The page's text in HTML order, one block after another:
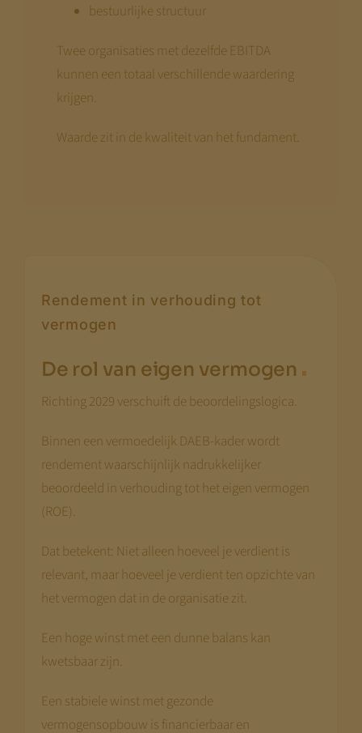
bestuurlijke structuur
Twee organisaties met dezelfde EBITDA
kunnen een totaal verschillende waardering
krijgen.
Waarde zit in de kwaliteit van het fundament.
Rendement in verhouding tot
vermogen
De rol van eigen vermogen .
Richting 2029 verschuift de beoordelingslogica.
Binnen een vermoedelijk DAEB-kader wordt
rendement waarschijnlijk nadrukkelijker
beoordeeld in verhouding tot het eigen vermogen
(ROE).
Dat betekent: Niet alleen hoeveel je verdient is
relevant, maar hoeveel je verdient ten opzichte van
het vermogen dat in de organisatie zit.
Een hoge winst met een dunne balans kan
kwetsbaar zijn.
Een stabiele winst met gezonde
vermogensopbouw is financierbaar en